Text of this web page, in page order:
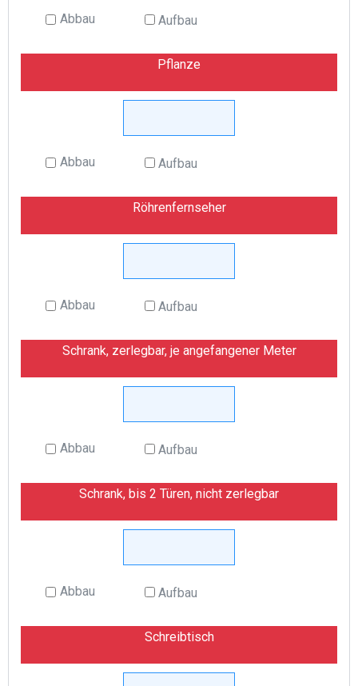
Abbau Aufbau
Pflanze
Abbau Aufbau
Röhrenfernseher
Abbau Aufbau
Schrank, zerlegbar, je angefangener Meter
Abbau Aufbau
Schrank, bis 2 Türen, nicht zerlegbar
Abbau Aufbau
Schreibtisch